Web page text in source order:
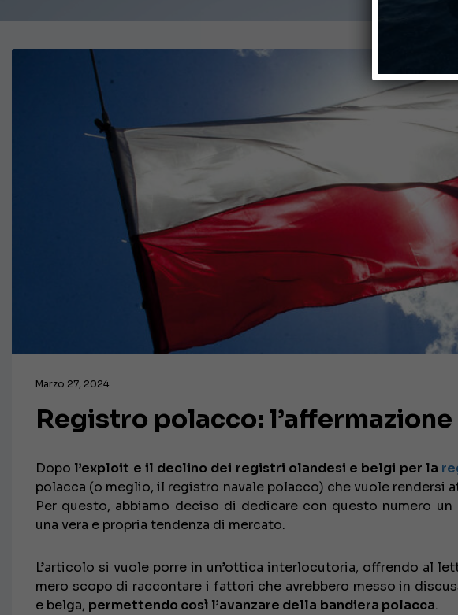
Marzo 27, 2024
Registro polacco:
Dopo l’exploit e il declino dei registri olandesi e belgi per la
polacca (o meglio, il registro navale polacco) che vuole rendersi
Per questo, abbiamo deciso di dedicare con questo numero
una vera e propria tendenza di mercato.
L’articolo si vuole porre in un’ottica interlocutoria, offrendo al
mero scopo di raccontare i fattori che avrebbero messo in
e belga, permettendo così l’avanzare della bandiera polacca.